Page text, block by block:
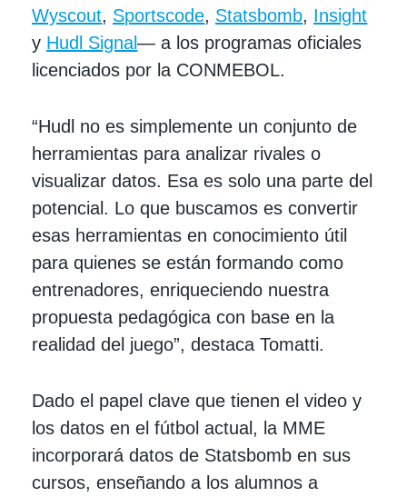
Wyscout, Sportscode, Statsbomb, Insight
y Hudl Signal— a los programas oficiales
licenciados por la CONMEBOL.
“Hudl no es simplemente un conjunto de
herramientas para analizar rivales o
visualizar datos. Esa es solo una parte del
potencial. Lo que buscamos es convertir
esas herramientas en conocimiento útil
para quienes se están formando como
entrenadores, enriqueciendo nuestra
propuesta pedagógica con base en la
realidad del juego”, destaca Tomatti.
Dado el papel clave que tienen el video y
los datos en el fútbol actual, la MME
incorporará datos de Statsbomb en sus
cursos, enseñando a los alumnos a